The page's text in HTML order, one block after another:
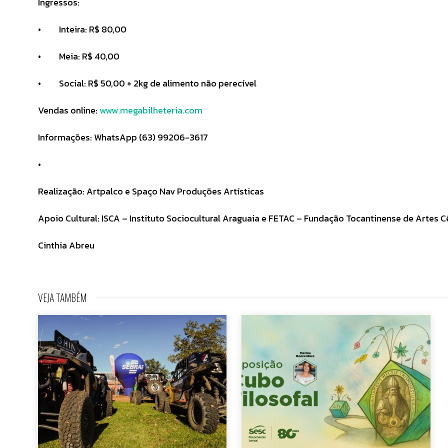
• Inteira: R$ 80,00
• Meia: R$ 40,00
• Social: R$ 50,00 + 2kg de alimento não perecível
Vendas online: www.megabilheteria.com
Informações: WhatsApp (63) 99206-3617
•
Realização: Artpalco e Spaço Nav Produções Artísticas
Apoio Cultural: ISCA – Instituto Sociocultural Araguaia e FETAC – Fundação Tocantinense de Artes
Cinthia Abreu
VEJA TAMBÉM